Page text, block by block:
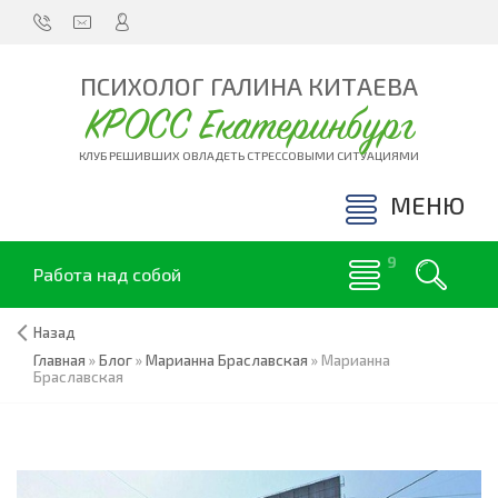
ПСИХОЛОГ ГАЛИНА КИТАЕВА
КРОСС Екатеринбург
КЛУБ РЕШИВШИХ ОВЛАДЕТЬ СТРЕССОВЫМИ СИТУАЦИЯМИ
МЕНЮ
Работа над собой
Назад
Главная »Блог»Марианна Браславская »Марианна
Браславская